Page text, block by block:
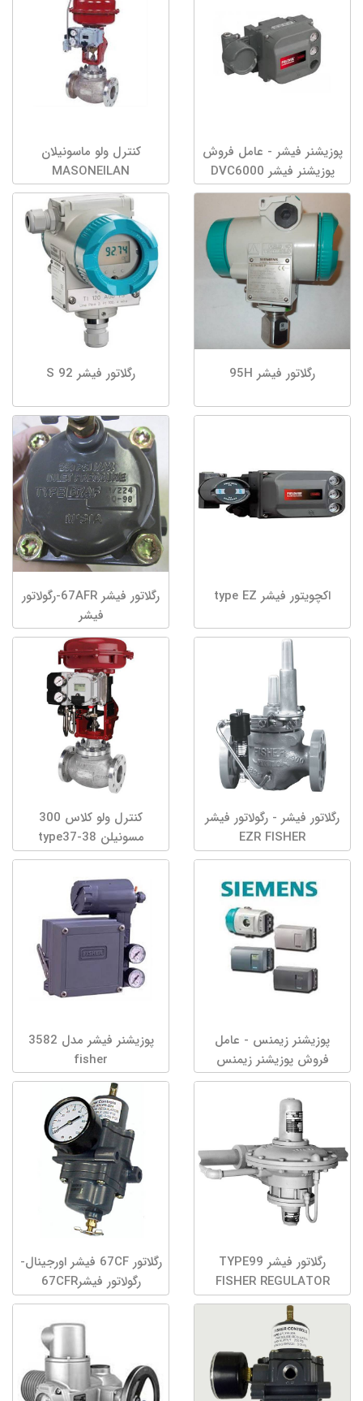
پوزیشنر فیشر - عامل فروش
پوزیشنر فیشر DVC6000
کنترل ولو ماسونیلان
MASONEILAN
رگلاتور فیشر 95H رگلاتور فیشر 92 S
اکچویتور فیشر type EZ
رگلاتور فیشر 67AFR-رگولاتور
فیشر
رگلاتور فیشر - رگولاتور فیشر
EZR FISHER
کنترل ولو کلاس 300
مسونیلن type37-38
پوزیشنر زیمنس - عامل
فروش پوزیشنر زیمنس
پوزیشنر فیشر مدل 3582
fisher
رگلاتور فیشر TYPE99
FISHER REGULATOR
رگلاتور 67CF فیشر اورجینال-
رگولاتور فیشر67CFR